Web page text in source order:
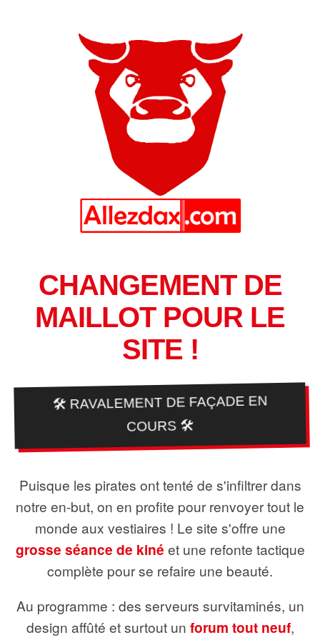
CHANGEMENT DE
MAILLOT POUR LE
SITE !
🛠️ RAVALEMENT DE FAÇADE EN
COURS 🛠️
Puisque les pirates ont tenté de s'infiltrer dans
notre en-but, on en profite pour renvoyer tout le
monde aux vestiaires ! Le site s'offre une
grosse séance de kiné et une refonte tactique
complète pour se refaire une beauté.
Au programme : des serveurs survitaminés, un
design affûté et surtout un forum tout neuf,